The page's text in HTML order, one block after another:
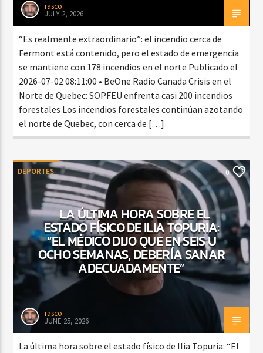
rasco
JULY 2, 2026
“Es realmente extraordinario”: el incendio cerca de
Fermont está contenido, pero el estado de emergencia
se mantiene con 178 incendios en el norte Publicado el
2026-07-02 08:11:00 • BeOne Radio Canada Crisis en el
Norte de Quebec: SOPFEU enfrenta casi 200 incendios
forestales Los incendios forestales continúan azotando
el norte de Quebec, con cerca de […]
DEPORTES 0
LA ÚLTIMA HORA SOBRE EL
ESTADO FÍSICO DE ILIA TOPURIA:
“EL MÉDICO DIJO QUE EN SEIS U
OCHO SEMANAS, DEBERÍA SANAR
ADECUADAMENTE”
rasco
JUNE 25, 2026
La última hora sobre el estado físico de Ilia Topuria: “El